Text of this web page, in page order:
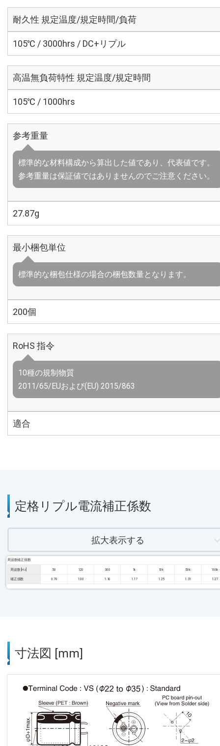
耐久性 規定温度/規定時間/負荷
105℃ / 3000hrs / DC+リプル
高温無負荷特性 規定温度/規定時間
105℃ / 1000hrs
参考重量
標準的な材料構成から算出した値であり、代表値です。
参考重量は保証値ではありませんのでご注意ください。
27.87g
最小梱包単位
標準的な梱包仕様の場合の梱包数量となります。
200個
RoHS 指令
10種の規制物質
2011/65/EUおよび(EU) 2015/863
適合
定格リプル電流補正係数
拡大表示する
周波数補正係数
周波数 [Hz] 50 120 300 1k 10k 50k 100k
補正係数 0.70 1.00 1.10 1.17 1.25 1.31 1.27
寸法図 [mm]